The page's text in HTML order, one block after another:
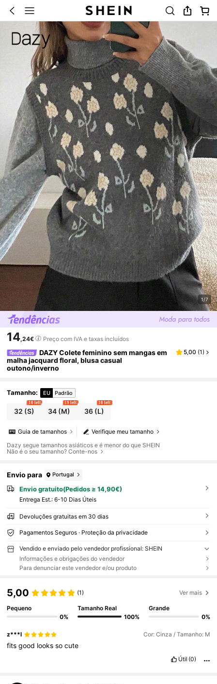
1/7
14,24€ Preço com IVA e taxas incluídos
DAZY Colete feminino sem mangas em
malha jacquard floral, blusa casual
outono/inverno
5,00 (1)
Tamanho: EU Padrão
32 (S)
10 left
34 (M)
19 left
36(L)
10 left
Verifique meu tamanho
Guia de tamanhos
Dazy segue tamanhos asiáticos e é menor do que SHEIN
Não é o seu tamanho? Conte-nos
Envio para Portugal
Envio gratuito(Pedidos ≥ 14,90€)
Entrega Est.: 6-10 Dias Úteis
Devoluções gratuitas em 30 dias
Pagamentos Seguros · Proteção da privacidade
Vendido e enviado pelo vendedor profissional: SHEIN
Informações e obrigações do vendedor
Para denunciar este vendedor e/ou produto
5,00 (1) Ver mais
Pequeno
0%
Tamanho Real
100%
Grande
0%
z***l Cor: Cinza / Tamanho: M
fitsgood lookssocute
Útil (0)